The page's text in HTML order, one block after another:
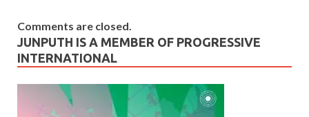
Comments are closed.
JUNPUTH IS A MEMBER OF PROGRESSIVE
INTERNATIONAL